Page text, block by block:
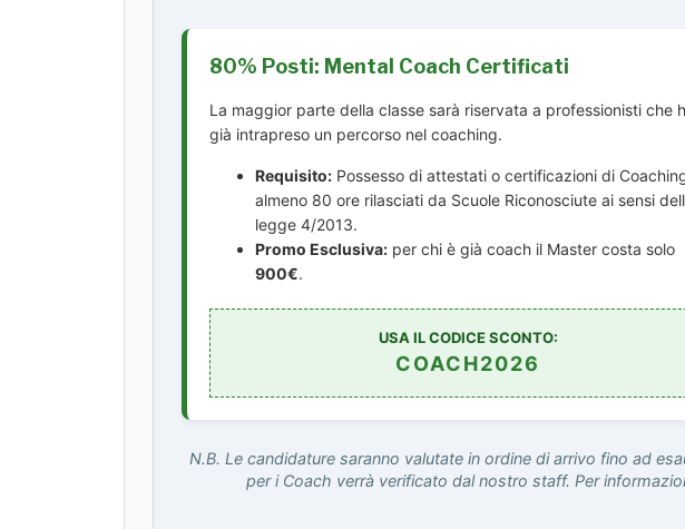
80% Posti: Mental Coach Certificati
La maggior parte della classe sarà riservata a professionisti che
già intrapreso un percorso nel coaching.
Requisito: Possesso di attestati o certificazioni di
almeno 80 ore rilasciati da Scuole Riconosciute ai sensi
legge 4/2013.
Promo Esclusiva: per chi è già coach il Master costa solo
900€.
USA IL CODICE SCONTO:
COACH2026
N.B. Le candidature saranno valutate in ordine di arrivo fino ad
per i Coach verrà verificato dal nostro staff. Per